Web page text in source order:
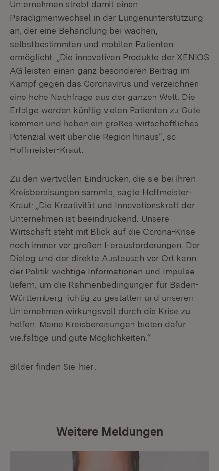
Unternehmen strebt damit einen
Paradigmenwechsel in der Lungenunterstützung
an, der eine Behandlung bei wachen,
selbstbestimmten und mobilen Patienten
ermöglicht. „Die innovativen Produkte der XENIOS
AG leisten einen ganz besonderen Beitrag im
Kampf gegen das Coronavirus und verzeichnen
eine hohe Nachfrage aus der ganzen Welt. Die
Erfolge werden künftig vielen Patienten zu Gute
kommen und haben ein großes wirtschaftliches
Potenzial weit über die Region hinaus“, so
Hoffmeister-Kraut.
Zu den wertvollen Eindrücken, die sie bei ihren
Kreisbereisungen sammle, sagte Hoffmeister-
Kraut: „Die Kreativität und Innovationskraft der
Unternehmen ist beeindruckend. Unsere
Wirtschaft steht mit Blick auf die Corona-Krise
noch immer vor großen Herausforderungen. Der
Dialog und der direkte Austausch vor Ort kann
der Politik wichtige Informationen und Impulse
liefern, um die Rahmenbedingungen für Baden-
Württemberg richtig zu gestalten und unseren
Unternehmen wirkungsvoll durch die Krise zu
helfen. Meine Kreisbereisungen bieten dafür
vielfältige und gute Möglichkeiten.“
Bilder finden Sie hier
Weitere Meldungen